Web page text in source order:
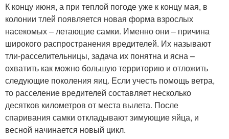
К концу июня, а при теплой погоде уже к концу мая, в
колонии тлей появляется новая форма взрослых
насекомых – летающие самки. Именно они – причина
широкого распространения вредителей. Их называют
тли-расселительницы, задача их понятна и ясна –
охватить как можно большую территорию и отложить
следующие поколения яиц. Если учесть помощь ветра,
то расселение вредителей составляет несколько
десятков километров от места вылета. После
спаривания самки откладывают зимующие яйца, и
весной начинается новый цикл.